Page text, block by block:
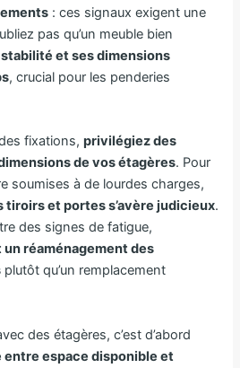
: ces signaux exigent une
pas qu’un meuble bien
et ses dimensions
, crucial pour les penderies
fixations,privilégiez des
de vos étagères. Pour
soumises à de lourdes charges,
tiroirs et portes s’avère judicieux.
des signes de fatigue,
réaménagement des
plutôt qu’un remplacement
des étagères, c’est d’abord
entre espace disponible et